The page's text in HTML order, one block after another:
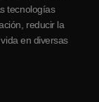
tecnologías
reducir la
en diversas